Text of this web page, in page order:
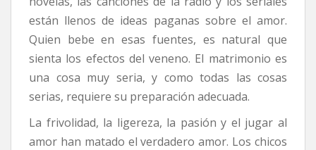
están llenos de ideas paganas sobre el amor.
Quien bebe en esas fuentes, es natural que
sienta los efectos del veneno. El matrimonio es
una cosa muy seria, y como todas las cosas
serias, requiere su preparación adecuada.
La frivolidad, la ligereza, la pasión y el jugar al
amor han matado el verdadero amor. Los chicos